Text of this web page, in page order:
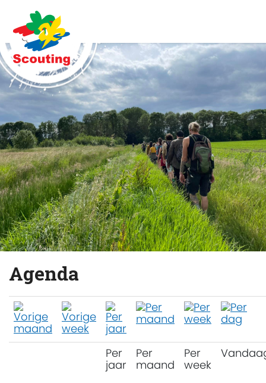
Agenda
Per
jaar
Per
maand
Per
week